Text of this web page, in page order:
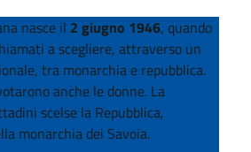
nasce il 2 giugno 1946, quando
a scegliere, attraverso un
tra monarchia e repubblica.
anche le donne. La
scelse la Repubblica,
monarchia dei Savoia.